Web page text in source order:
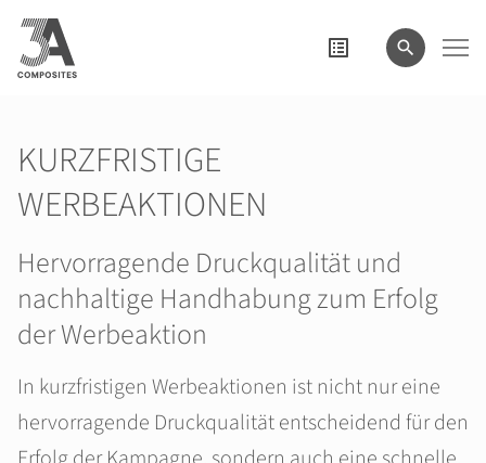
eingeben
KURZFRISTIGE
WERBEAKTIONEN
Hervorragende Druckqualität und
nachhaltige Handhabung zum Erfolg
der Werbeaktion
In kurzfristigen Werbeaktionen ist nicht nur eine
hervorragende Druckqualität entscheidend für den